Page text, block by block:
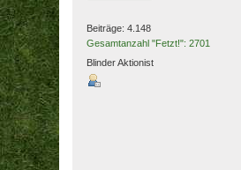
Beiträge: 4.148
Gesamtanzahl "Fetzt!": 2701
Blinder Aktionist